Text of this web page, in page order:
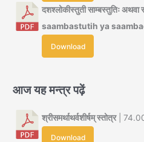
दशश्लोकीस्तुती साम्बस्तुतिः
saambastutih ya
Download
आज यह मन्त्र पढ़ें
श्रीसमर्थाथर्वशीर्षम् स्तोत्र|
Download